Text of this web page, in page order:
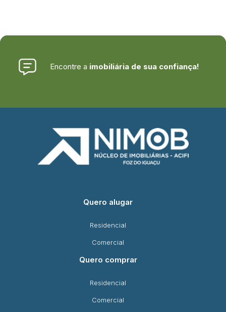
Encontre a imobiliária de sua confiança!
Quero alugar
Residencial
Comercial
Quero comprar
Residencial
Comercial